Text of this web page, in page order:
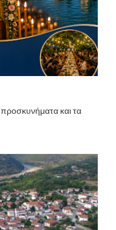
και τα